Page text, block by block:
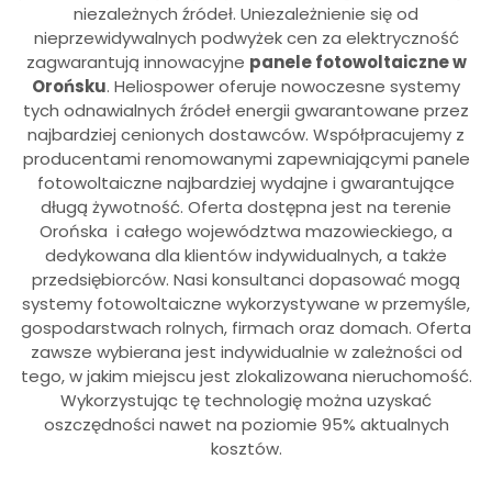
niezależnych źródeł. Uniezależnienie się od
nieprzewidywalnych podwyżek cen za elektryczność
zagwarantują innowacyjne panele fotowoltaiczne w
Orońsku. Heliospower oferuje nowoczesne systemy
tych odnawialnych źródeł energii gwarantowane przez
najbardziej cenionych dostawców. Współpracujemy z
producentami renomowanymi zapewniającymi panele
fotowoltaiczne najbardziej wydajne i gwarantujące
długą żywotność. Oferta dostępna jest na terenie
Orońska i całego województwa mazowieckiego, a
dedykowana dla klientów indywidualnych, a także
przedsiębiorców. Nasi konsultanci dopasować mogą
systemy fotowoltaiczne wykorzystywane w przemyśle,
gospodarstwach rolnych, firmach oraz domach. Oferta
zawsze wybierana jest indywidualnie w zależności od
tego, w jakim miejscu jest zlokalizowana nieruchomość.
Wykorzystując tę technologię można uzyskać
oszczędności nawet na poziomie 95% aktualnych
kosztów.